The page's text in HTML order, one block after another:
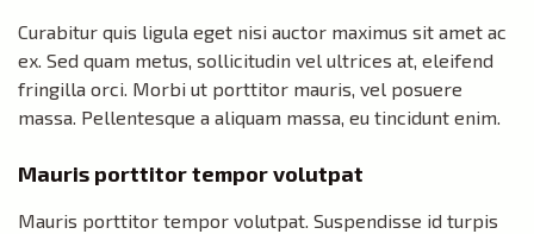
Curabitur quis ligula eget nisi auctor maximus sit amet ac
ex. Sed quam metus, sollicitudin vel ultrices at, eleifend
fringilla orci. Morbi ut porttitor mauris, vel posuere
massa. Pellentesque a aliquam massa, eu tincidunt enim.
Mauris porttitor tempor volutpat
Mauris porttitor tempor volutpat. Suspendisse id turpis